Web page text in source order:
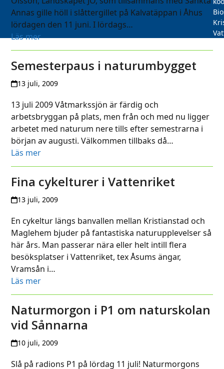
Annas gille höll i slåttergillet på Kalvatäppan i Åhus
lördagen den 11 juni. I lördags…
Läs mer
Semesterpaus i naturumbygget
13 juli, 2009
13 juli 2009 Våtmarkssjön är färdig och
arbetsbryggan på plats, men från och med nu ligger
arbetet med naturum nere tills efter semestrarna i
början av augusti. Välkommen tillbaks då…
Läs mer
Fina cykelturer i Vattenriket
13 juli, 2009
En cykeltur längs banvallen mellan Kristianstad och
Maglehem bjuder på fantastiska naturupplevelser så
här års. Man passerar nära eller helt intill flera
besöksplatser i Vattenriket, tex Åsums ängar,
Vramsån i…
Läs mer
Naturmorgon i P1 om naturskolan
vid Sånnarna
10 juli, 2009
Slå på radions P1 på lördag 11 juli! Naturmorgons